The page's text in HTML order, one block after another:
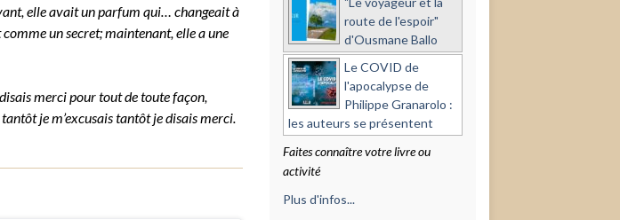
elle avait un parfum qui… changeait à
comme un secret; maintenant, elle a une
merci pour tout de toute façon,
je m’excusais tantôt je disais merci.
route de l'espoir"
d'Ousmane Ballo
Le COVID de
l'apocalypse de
Philippe Granarolo :
les auteurs se présentent
Faites connaître votre livre ou
activité
Plus d'infos...